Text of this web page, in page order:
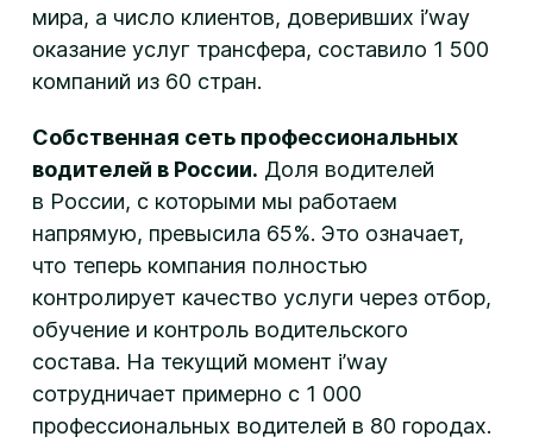
мира, а число клиентов, доверивших i’way
оказание услуг трансфера, составило 1 500
компаний из 60 стран.
Собственная сеть профессиональных
водителей в России. Доля водителей
в России, с которыми мы работаем
напрямую, превысила 65%. Это означает,
что теперь компания полностью
контролирует качество услуги через отбор,
обучение и контроль водительского
состава. На текущий момент i’way
сотрудничает примерно с 1 000
профессиональных водителей в 80 городах.